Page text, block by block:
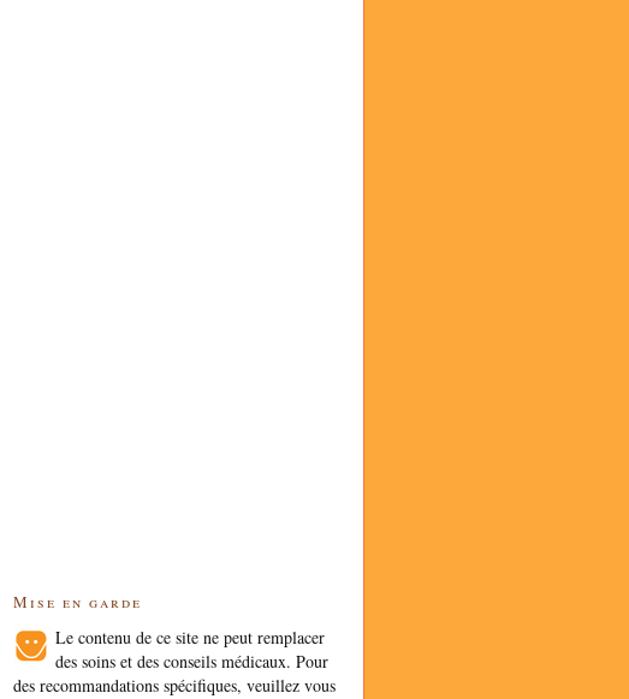
Mise en garde
Le contenu de ce site ne peut remplacer
des soins et des conseils médicaux. Pour
des recommandations spécifiques, veuillez vous